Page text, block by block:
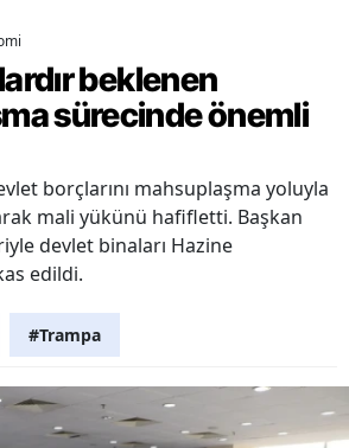
beklenen
sürecinde önemli
borçlarını mahsuplaşma yoluyla
mali yükünü hafifletti. Başkan
devlet binaları Hazine
edildi.
#Trampa